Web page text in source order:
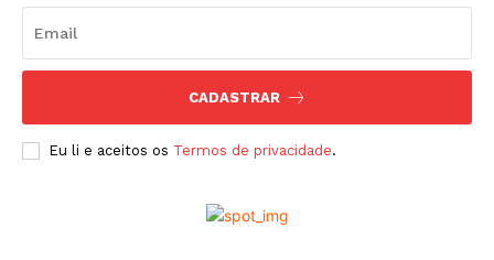
CADASTRAR
Eu li e aceitos os Termos de privacidade.